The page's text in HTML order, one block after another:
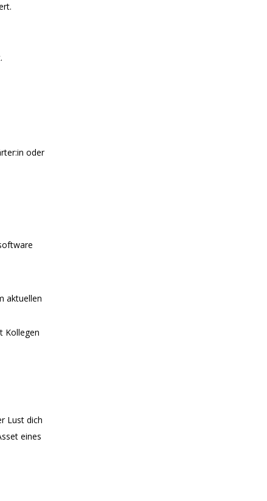
oder
aktuellen
Kollegen
Lust dich
eines